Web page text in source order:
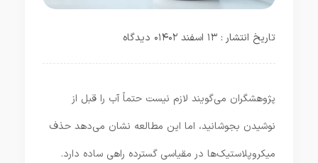
تاریخ انتشار : ۱۳ اسفند ۱۴۰۲ ۰ دیدگاه
پژوهشگران می‌گویند لازم نیست حتماً آب را قبل از
نوشیدن بجوشانید، اما این مطالعه نشان می‌دهد حذف
میکروپلاستیک‌ها در مقیاسی گسترده راهی ساده دارد.